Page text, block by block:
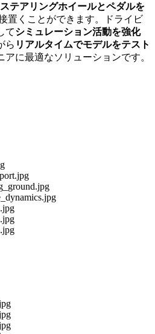
ステアリングホイールとペダルを
置くことができます。ドライビ
てシミュレーション活動を強化
ら リアルタイムでモデルをテスト
に最適なソリューションです。